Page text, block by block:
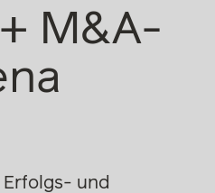
M&A-
und